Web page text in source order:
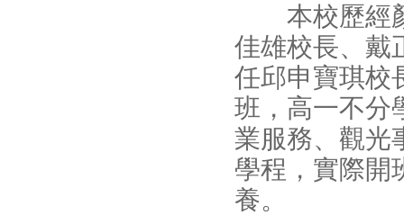
本校歷經顏
佳雄校長、戴
任邱申寶琪校
班，高一不分
業服務、觀光
學程，實際開
養。